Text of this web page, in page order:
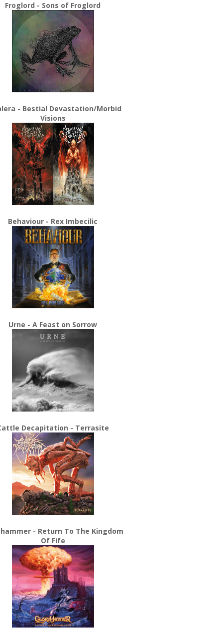
Froglord - Sons of Froglord
- Bestial Devastation/Morbid
Visions
Behaviour - Rex Imbecilic
Urne - A Feast on Sorrow
Decapitation - Terrasite
- Return To The Kingdom
Of Fife